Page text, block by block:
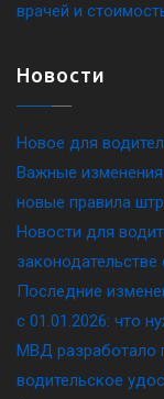
врачей и
Новости
Новое для
Важные
новые правила
Новости для
законодательстве
Последние
c 01.01.2026: что
МВД разработало
водительское